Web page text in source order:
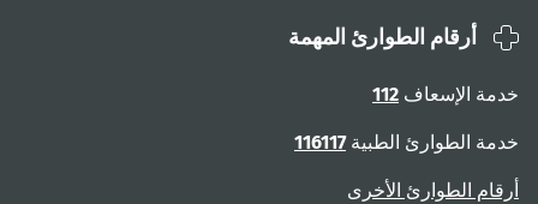
أرقام الطوارئ المهمة
خدمة الإسعاف 112
خدمة الطوارئ الطبية116117
أرقام الطوارئ الأخرى